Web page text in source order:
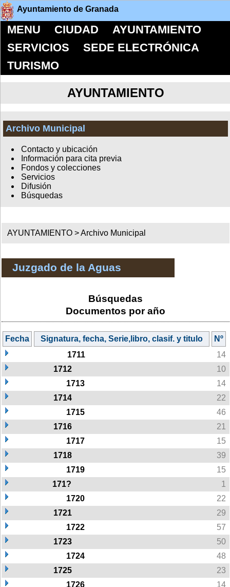
Ayuntamiento de Granada
MENU CIUDAD
AYUNTAMIENTO
SERVICIOS
SEDE ELECTRÓNICA
TURISMO
AYUNTAMIENTO
Archivo Municipal
Contacto y ubicación
Información para cita previa
Fondos y colecciones
Servicios
Difusión
Búsquedas
AYUNTAMIENTO >Archivo Municipal
Juzgado de la Aguas
Búsquedas
Documentos por año
Fecha Signatura, fecha, Serie,libro, clasif. y titulo
Nº
1711
14
1712
10
1713
14
1714
22
1715
46
1716
21
1717
15
1718
39
1719
15
171?
1
1720
22
1721
29
1722
57
1723
50
1724
48
1725
23
1726
14